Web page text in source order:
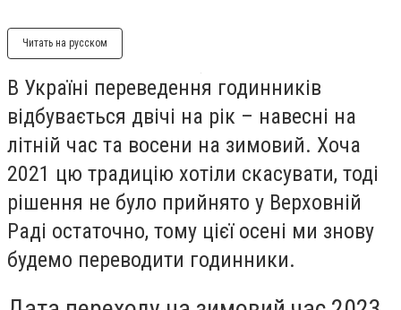
Читать на русском
В Україні переведення годинників
відбувається двічі на рік – навесні на
літній час та восени на зимовий. Хоча
2021 цю традицію хотіли скасувати, тоді
рішення не було прийнято у Верховній
Раді остаточно, тому цієї осені ми знову
будемо переводити годинники.